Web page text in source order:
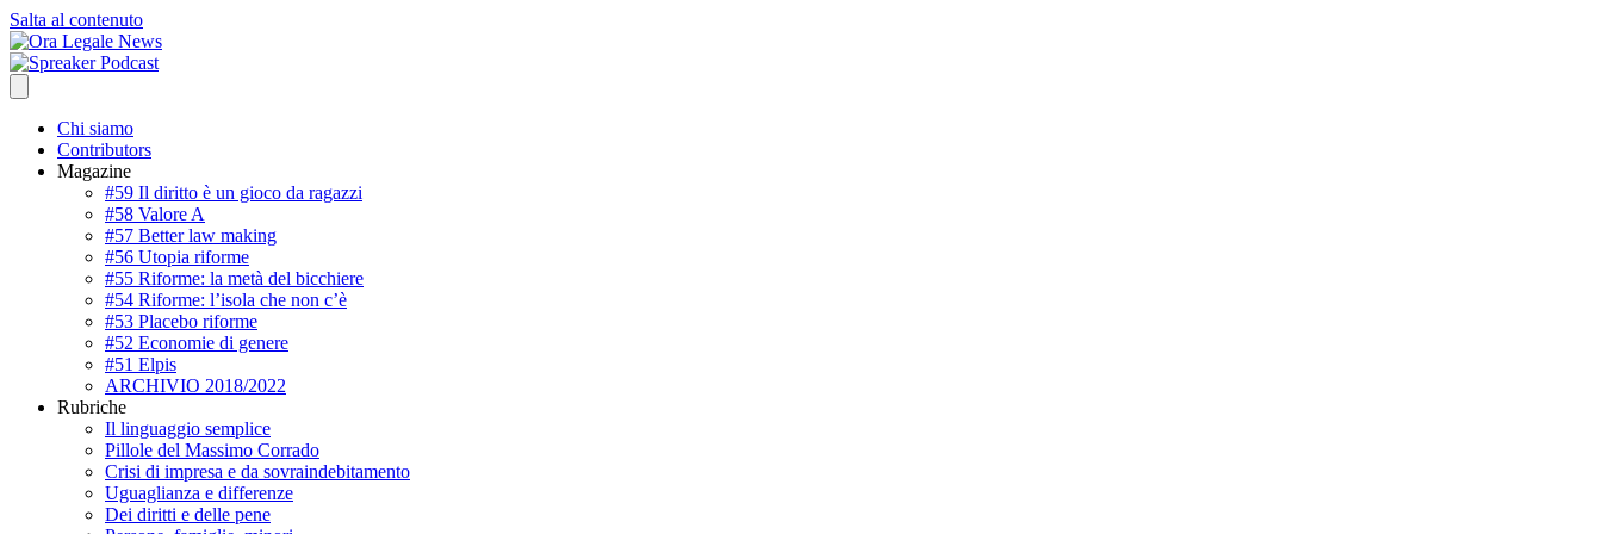
Salta al contenuto
Chi siamo
Contributors
Magazine
#59 Il diritto è un gioco da ragazzi
#58 Valore A
#57 Better law making
#56 Utopia riforme
#55 Riforme: la metà del bicchiere
#54 Riforme: l’isola che non c’è
#53 Placebo riforme
#52 Economie di genere
#51 Elpis
ARCHIVIO 2018/2022
Rubriche
Il linguaggio semplice
Pillole del Massimo Corrado
Crisi di impresa e da sovraindebitamento
Uguaglianza e differenze
Dei diritti e delle pene